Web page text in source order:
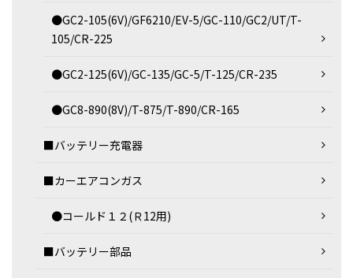
●GC2-105(6V)/GF6210/EV-5/GC-110/GC2/UT/T-
105/CR-225
●GC2-125(6V)/GC-135/GC-5/T-125/CR-235
●GC8-890(8V)/T-875/T-890/CR-165
■バッテリー充電器
■カーエアコンガス
●コールド１２(Ｒ12用)
■バッテリー部品